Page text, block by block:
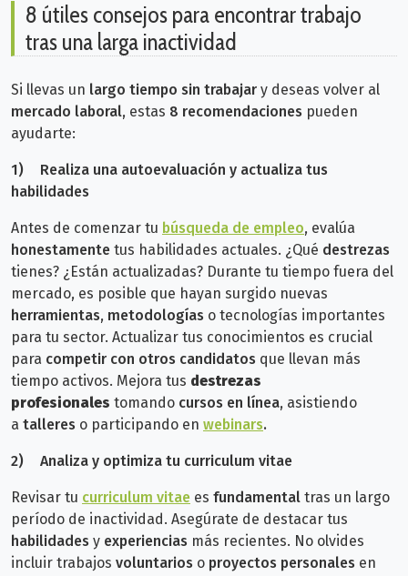
8 útiles consejos para encontrar trabajo
tras una larga inactividad
Si llevas un largo tiempo sin trabajar y deseas volver al
mercado laboral, estas 8 recomendaciones pueden
ayudarte:
1) Realiza una autoevaluación y actualiza tus
habilidades
Antes de comenzar tu búsqueda de empleo, evalúa
honestamente tus habilidades actuales. ¿Qué destrezas
tienes? ¿Están actualizadas? Durante tu tiempo fuera del
mercado, es posible que hayan surgido nuevas
herramientas, metodologías o tecnologías importantes
para tu sector. Actualizar tus conocimientos es crucial
para competir con otros candidatos que llevan más
tiempo activos. Mejora tus destrezas
profesionales tomando cursos en línea, asistiendo
a talleres o participando en webinars.
2) Analiza y optimiza tu curriculum vitae
Revisar tu curriculum vitae es fundamental tras un largo
período de inactividad. Asegúrate de destacar tus
habilidades y experiencias más recientes. No olvides
incluir trabajos voluntarios o proyectos personales en